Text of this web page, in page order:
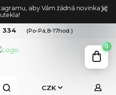
aby Vám žádná novinka již
CZK
334 (Po-Pá,8-17hod.)
0